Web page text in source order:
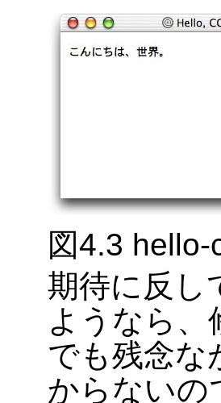
図4.3
期待に反し
ようなら、
でも残念な
からないの